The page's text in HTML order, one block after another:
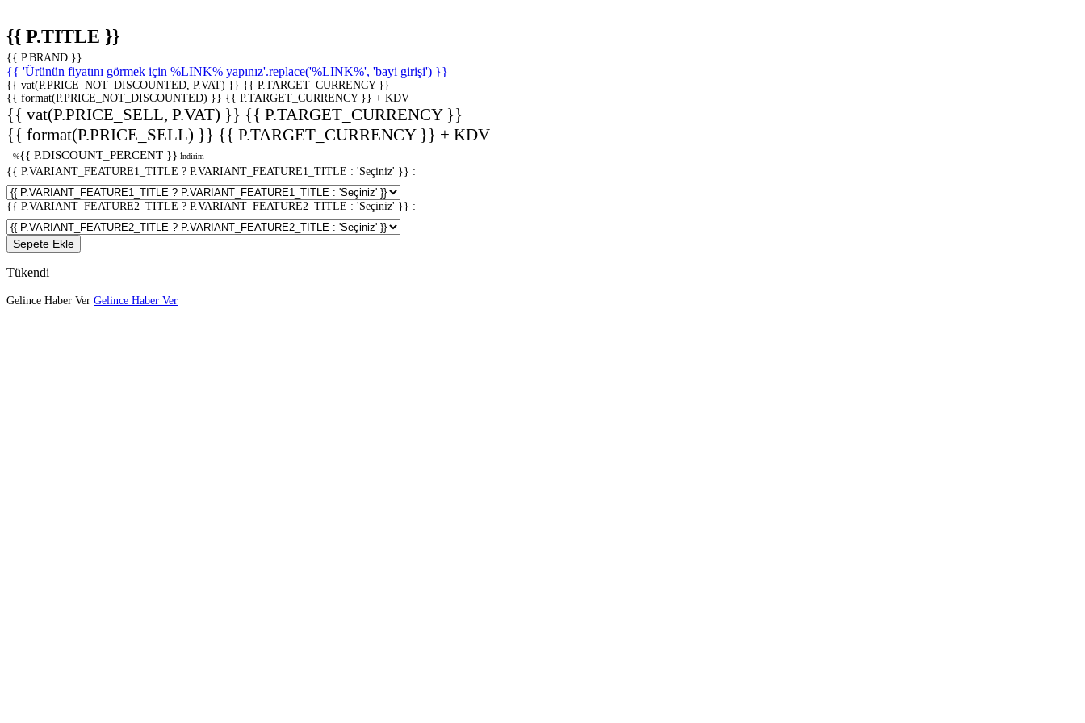
{{ P.TITLE }}
{{ P.BRAND }}
{{ 'Ürünün fiyatını görmek için %LINK% yapınız'.replace('%LINK%', 'bayi girişi') }}
{{ vat(P.PRICE_NOT_DISCOUNTED, P.VAT) }} {{ P.TARGET_CURRENCY }}
{{ format(P.PRICE_NOT_DISCOUNTED) }} {{ P.TARGET_CURRENCY }} + KDV
{{ vat(P.PRICE_SELL, P.VAT) }} {{ P.TARGET_CURRENCY }}
{{ format(P.PRICE_SELL) }} {{ P.TARGET_CURRENCY }} + KDV
%{{ P.DISCOUNT_PERCENT }} İndirim
{{ P.VARIANT_FEATURE1_TITLE ? P.VARIANT_FEATURE1_TITLE : 'Seçiniz' }} :
{{ P.VARIANT_FEATURE2_TITLE ? P.VARIANT_FEATURE2_TITLE : 'Seçiniz' }} :
Sepete Ekle
Tükendi
Gelince Haber Ver Gelince Haber Ver